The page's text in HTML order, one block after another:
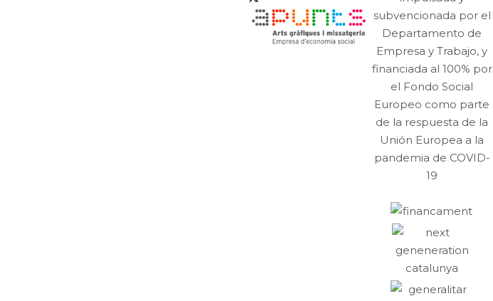
subvencionada por el
Departamento de
Empresa y Trabajo, y
financiada al 100% por
el Fondo Social
Europeo como parte
de la respuesta de la
Unión Europea a la
pandemia de COVID-
19